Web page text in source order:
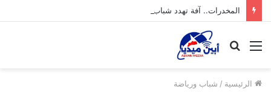
المخدرات.. آفة تهدد شباب محافظة أبين
القائمة بحث
الرئيسية / شباب ورياضة